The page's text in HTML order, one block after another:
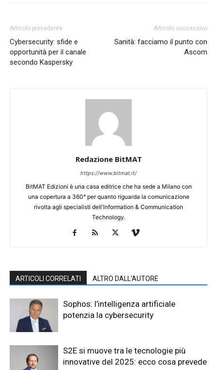
Articolo precedente
Cybersecurity: sfide e
opportunità per il canale
secondo Kaspersky
Articolo successivo
Sanità: facciamo il punto con
Ascom
Redazione BitMAT
https://www.bitmat.it/
BitMAT Edizioni è una casa editrice che ha sede a Milano con
una copertura a 360° per quanto riguarda la comunicazione
rivolta agli specialisti dell'lnformation & Communication
Technology.
ARTICOLI CORRELATI ALTRO DALL'AUTORE
Sophos: l’intelligenza artificiale
potenzia la cybersecurity
S2E si muove tra le tecnologie più
innovative del 2025: ecco cosa prevede